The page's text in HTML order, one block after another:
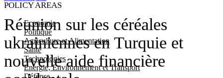
POLICY AREAS
Economie
Politique
Agriculture et Alimentation
Santé
Technologies
Energie, Environnement et Transport
Défense
Réunion sur les céréales
ukrainiennes en Turquie et
nouvelle aide financière